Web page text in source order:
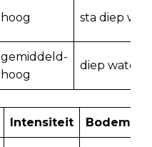
hoog sta diep
gemiddeld-
hoog
diep water
Intensiteit